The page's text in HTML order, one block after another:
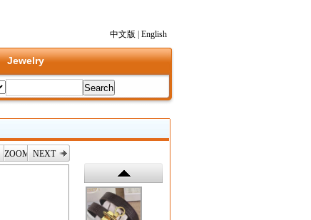
中文版
English
Jewelry
ZOOM NEXT